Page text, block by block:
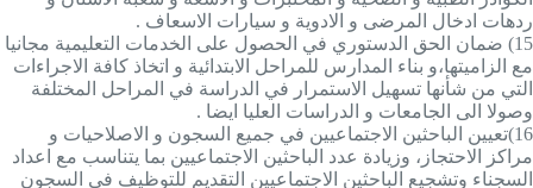
ردهات ادخال المرضى و الادوية و سيارات الاسعاف .
15)
ضمان الحق الدستوري في الحصول على الخدمات التعليمية مجانيا
مع الزاميتها،و بناء المدارس للمراحل الابتدائية و اتخاذ كافة الاجراءات
التي من شأنها تسهيل الاستمرار في الدراسة في المراحل المختلفة
وصولا الى الجامعات و الدراسات العليا ايضا .
16) تعيين الباحثين الاجتماعيين في جميع السجون و الاصلاحيات و
مراكز الاحتجاز، وزيادة عدد الباحثين الاجتماعيين بما يتناسب مع اعداد
السجناء وتشجيع الباحثين الاجتماعيين التقديم للتوظيف في السجون